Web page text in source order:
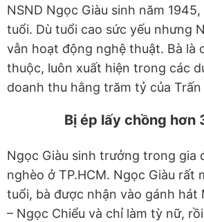
NSND Ngọc Giàu sinh năm
tuổi. Dù tuổi cao sức yếu nhưng
vẫn hoạt động nghệ thuật. Bà là
thuộc, luôn xuất hiện trong các
doanh thu hằng trăm tỷ của Trấn
Bị ép lấy chồng hơn
Ngọc Giàu sinh trưởng trong gia
nghèo ở TP.HCM. Ngọc Giàu rất
tuổi, bà được nhận vào gánh hát
– Ngọc Chiểu và chỉ làm tỳ nữ,